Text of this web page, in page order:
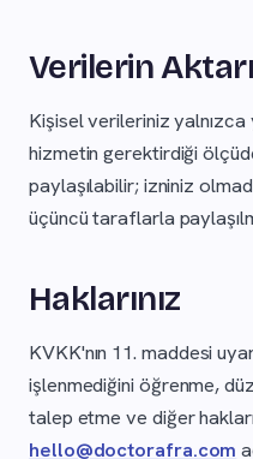
Verilerin
Kişisel verileriniz
hizmetin gerektirdiği
paylaşılabilir; izniniz
üçüncü taraflarla
Haklarınız
KVKK'nın 11. maddesi
işlenmediğini öğrenme,
talep etme ve diğer
hello@doctorafra.com